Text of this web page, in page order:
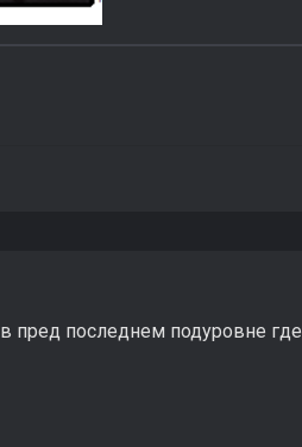
пред последнем подуровне где